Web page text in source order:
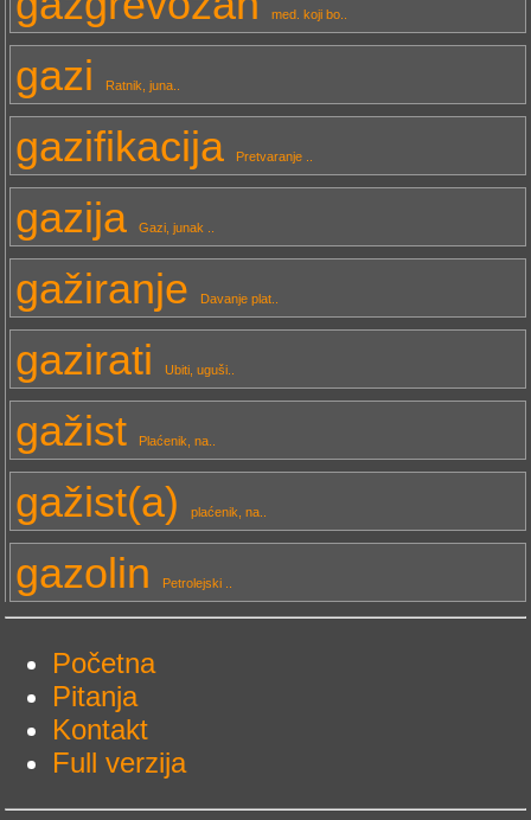
med. koji bo..
gazi Ratnik, juna..
gazifikacija Pretvaranje ..
gazija Gazi, junak ..
gažiranje Davanje plat..
gazirati Ubiti, uguši..
gažist Plaćenik, na..
gažist(a) plaćenik, na..
gazolin Petrolejski ..
Početna
Pitanja
Kontakt
Full verzija